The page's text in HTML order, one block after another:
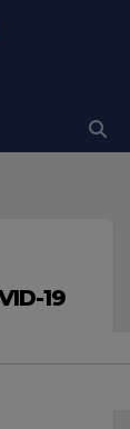
19